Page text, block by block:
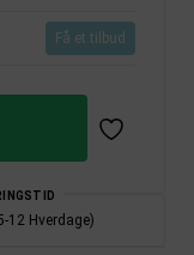
Få et tilbud
12 Hverdage)